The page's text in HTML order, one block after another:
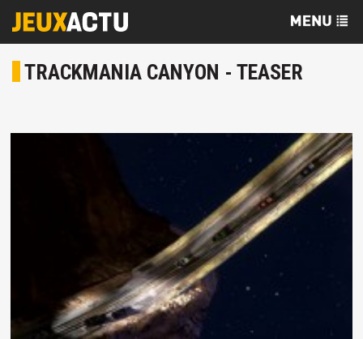
TRACKMANIA CANYON - TEASER